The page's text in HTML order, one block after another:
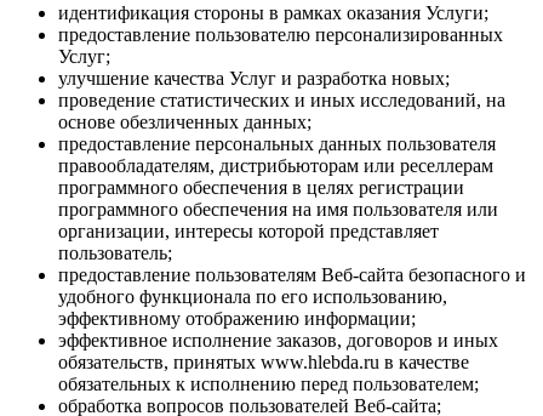
идентификация стороны в рамках оказания Услуги;
предоставление пользователю персонализированных
Услуг;
улучшение качества Услуг и разработка новых;
проведение статистических и иных исследований, на
основе обезличенных данных;
предоставление персональных данных пользователя
правообладателям, дистрибьюторам или реселлерам
программного обеспечения в целях регистрации
программного обеспечения на имя пользователя или
организации, интересы которой представляет
пользователь;
предоставление пользователям Веб-сайта безопасного и
удобного функционала по его использованию,
эффективному отображению информации;
эффективное исполнение заказов, договоров и иных
обязательств, принятых www.hlebda.ru в качестве
обязательных к исполнению перед пользователем;
обработка вопросов пользователей Веб-сайта;